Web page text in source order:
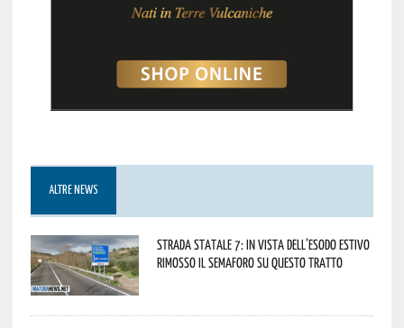
ALTRE NEWS
Strada statale 7: in vista dell’esodo estivo
rimosso il semaforo su questo tratto